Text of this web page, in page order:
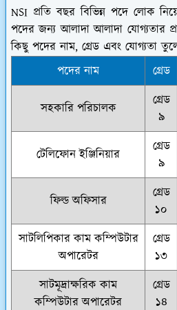
NSI প্রতি বছর বিভিন্ন পদে লোক
পদের জন্য আলাদা আলাদা যোগ্যতার
কিছু পদের নাম, গ্রেড এবং যোগ্যতা
পদের নাম গ্রেড
সহকারি পরিচালক
গ্রেড
৯
টেলিফোন ইঞ্জিনিয়ার
গ্রেড
৯
ফিল্ড অফিসার
গ্রেড
১০
সাটলিপিকার কাম কম্পিউটার
অপারেটর
গ্রেড
১৩
সাটমূদ্রাক্ষরিক কাম
কম্পিউটার অপারেটর
গ্রেড
১৪